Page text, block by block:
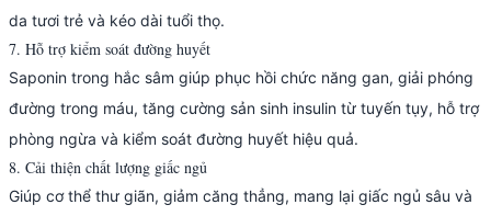
da tươi trẻ và kéo dài tuổi thọ.
7. Hỗ trợ kiểm soát đường huyết
Saponin trong hắc sâm giúp phục hồi chức năng gan, giải phóng
đường trong máu, tăng cường sản sinh insulin từ tuyến tụy, hỗ trợ
phòng ngừa và kiểm soát đường huyết hiệu quả.
8. Cải thiện chất lượng giấc ngủ
Giúp cơ thể thư giãn, giảm căng thẳng, mang lại giấc ngủ sâu và